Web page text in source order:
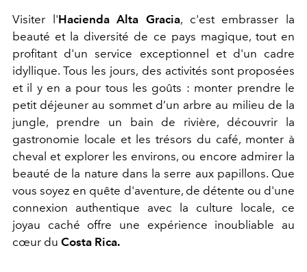
Visiter l'Hacienda Alta Gracia, c'est embrasser la
beauté et la diversité de ce pays magique, tout en
profitant d'un service exceptionnel et d'un cadre
idyllique. Tous les jours, des activités sont proposées
et il y en a pour tous les goûts : monter prendre le
petit déjeuner au sommet d’un arbre au milieu de la
jungle, prendre un bain de rivière, découvrir la
gastronomie locale et les trésors du café, monter à
cheval et explorer les environs, ou encore admirer la
beauté de la nature dans la serre aux papillons. Que
vous soyez en quête d'aventure, de détente ou d'une
connexion authentique avec la culture locale, ce
joyau caché offre une expérience inoubliable au
cœur du Costa Rica.